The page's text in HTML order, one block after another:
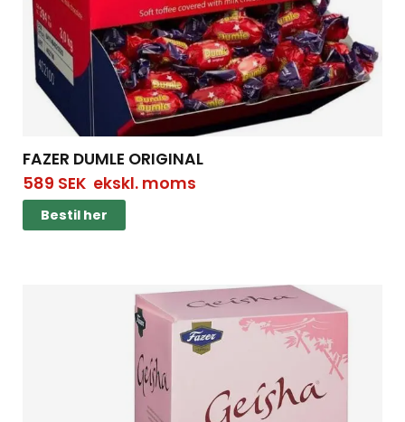
FAZER DUMLE ORIGINAL
589 SEKekskl. moms
Bestil her